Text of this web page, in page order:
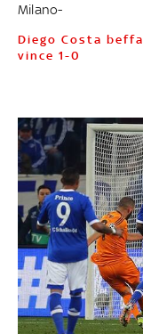
Milano-
Diego Costa beffa il Milan: l'Atletico soffre ma
vince 1-0